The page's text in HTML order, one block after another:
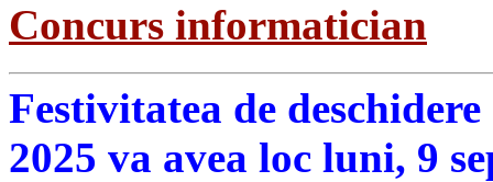
Concurs informatician
Festivitatea de
2025 va avea loc luni, 9